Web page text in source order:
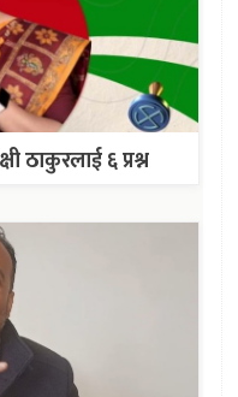
ठाकुरलाई ६ प्रश्न